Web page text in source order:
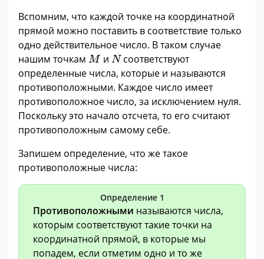
Вспомним, что каждой точке на координатной
прямой можно поставить в соответствие только
одно действительное число. В таком случае
нашим точкам M
M и N
Nсоответствуют
определенные числа, которые и называются
противоположными. Каждое число имеет
противоположное число, за исключением нуля.
Поскольку это начало отсчета, то его считают
противоположным самому себе.
Запишем определение, что же такое
противоположные числа:
Определение 1
Противоположными называются числа,
которым соответствуют такие точки на
координатной прямой, в которые мы
попадем, если отметим одно и то же